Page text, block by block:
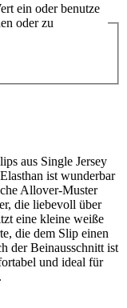
ein oder benutze
oder zu
aus Single Jersey
ist wunderbar
Allover-Muster
die liebevoll über
eine kleine weiße
die dem Slip einen
der Beinausschnitt ist
und ideal für